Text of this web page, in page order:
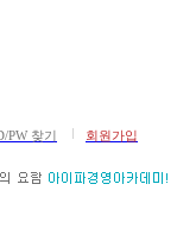
PW 찾기 회원가입